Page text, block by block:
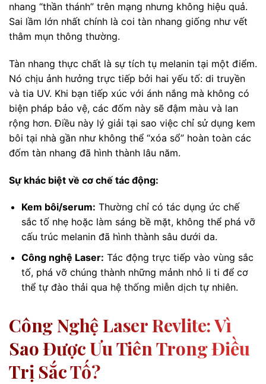
nhang “thần thánh” trên mạng nhưng không hiệu quả.
Sai lầm lớn nhất chính là coi tàn nhang giống như vết
thâm mụn thông thường.
Tàn nhang thực chất là sự tích tụ melanin tại một điểm.
Nó chịu ảnh hưởng trực tiếp bởi hai yếu tố: di truyền
và tia UV. Khi bạn tiếp xúc với ánh nắng mà không có
biện pháp bảo vệ, các đốm này sẽ đậm màu và lan
rộng hơn. Điều này lý giải tại sao việc chỉ sử dụng kem
bôi tại nhà gần như không thể “xóa sổ” hoàn toàn các
đốm tàn nhang đã hình thành lâu năm.
Sự khác biệt về cơ chế tác động:
Kem bôi/serum: Thường chỉ có tác dụng ức chế
sắc tố nhẹ hoặc làm sáng bề mặt, không thể phá vỡ
cấu trúc melanin đã hình thành sâu dưới da.
Công nghệ Laser: Tác động trực tiếp vào vùng sắc
tố, phá vỡ chúng thành những mảnh nhỏ li ti để cơ
thể tự đào thải qua hệ thống miễn dịch tự nhiên.
Công Nghệ Laser Revlite: Vì
Sao Được Ưu Tiên Trong Điều
Trị Sắc Tố?